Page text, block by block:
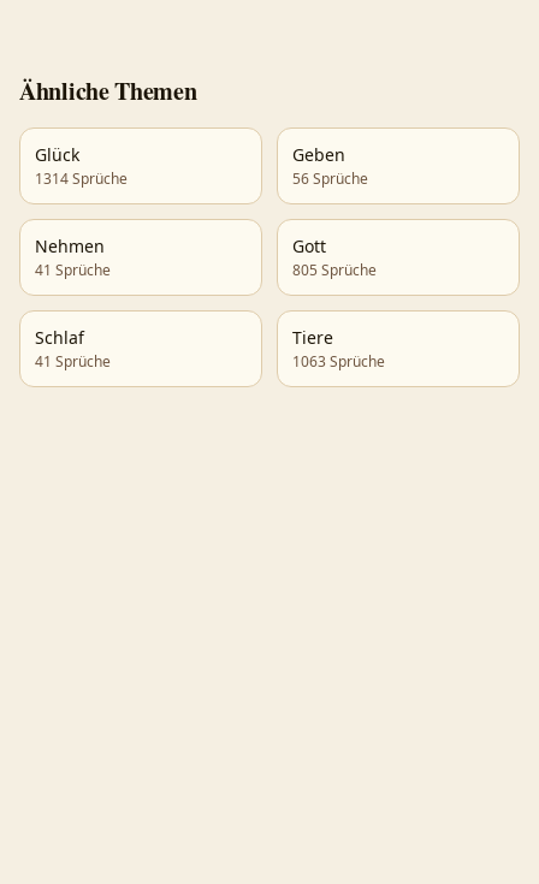
Ähnliche Themen
Glück
1314Sprüche
Geben
56Sprüche
Nehmen
41 Sprüche
Gott
805 Sprüche
Schlaf
41 Sprüche
Tiere
1063Sprüche